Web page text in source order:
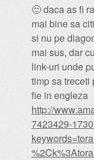
🙂 daca as fi
mai bine sa
si nu pe
mai sus, dar
link-uri unde
timp sa treceti
fie in engleza
http://
7423429-